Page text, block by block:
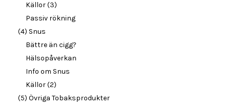
Källor (3)
Passiv rökning
(4) Snus
Bättre än cigg?
Hälsopåverkan
Info om Snus
Källor (2)
(5) Övriga Tobaksprodukter